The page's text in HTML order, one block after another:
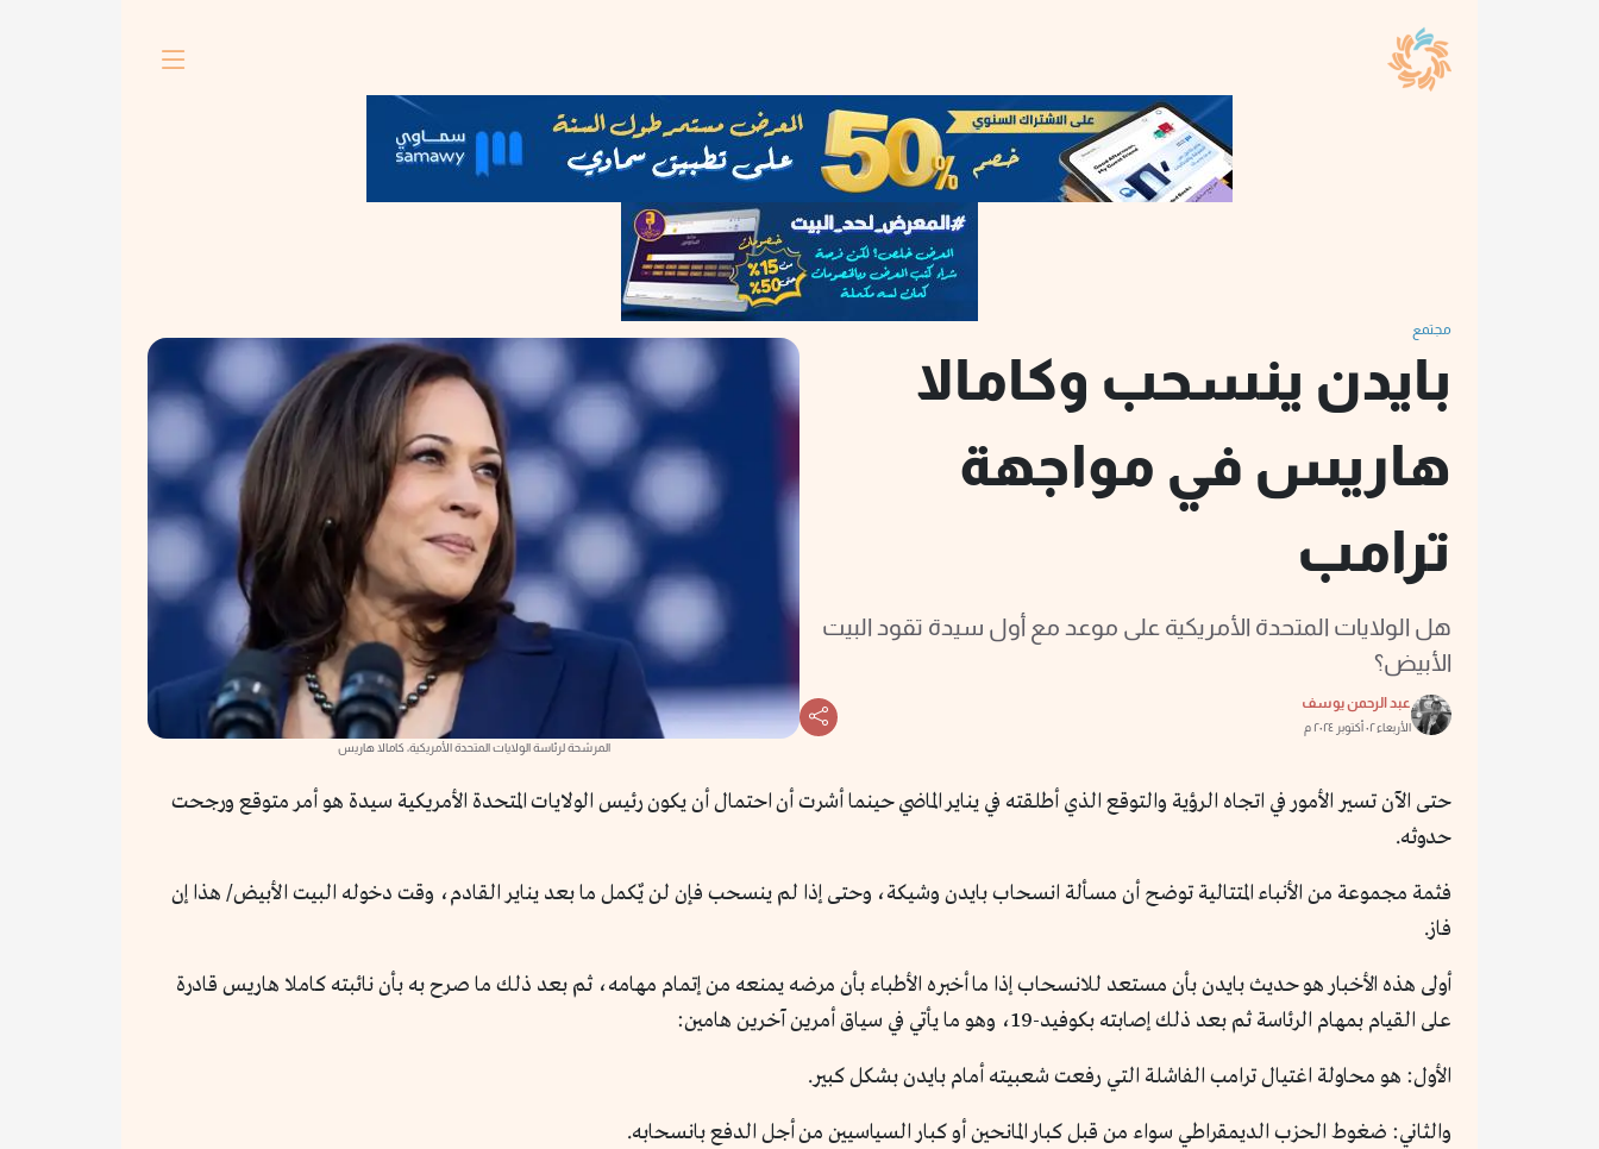
مجتمع
بايدن ينسحب وكامالا
هاريس في مواجهة
ترامب
هل الولايات المتحدة الأمريكية على موعد مع أول سيدة تقود البيت
الأبيض؟
عبد الرحمن يوسف
الأربعاء ٠٢ أكتوبر ٢٠٢٤ م
المرشحة لرئاسة الولايات المتحدة الأمريكية، كامالا هاريس
حتى الآن تسير الأمور في اتجاه الرؤية والتوقع الذي أطلقته في يناير الماضي حينما أشرت أن احتمال أن يكون رئيس الولايات المتحدة الأمريكية سيدة هو أمر متوقع ورجحت
حدوثه.
فثمة مجموعة من الأنباء المتتالية توضح أن مسألة انسحاب بايدن وشيكة، وحتى إذا لم ينسحب فإن لن يٌكمل ما بعد يناير القادم، وقت دخوله البيت الأبيض/ هذا إن
فاز.
أولى هذه الأخبار هو حديث بايدن بأن مستعد للانسحاب إذا ما أخبره الأطباء بأن مرضه يمنعه من إتمام مهامه، ثم بعد ذلك ما صرح به بأن نائبته كاملا هاريس قادرة
على القيام بمهام الرئاسة ثم بعد ذلك إصابته بكوفيد-19، وهو ما يأتي في سياق أمرين آخرين هامين:
الأول: هو محاولة اغتيال ترامب الفاشلة التي رفعت شعبيته أمام بايدن بشكل كبير.
والثاني: ضغوط الحزب الديمقراطي سواء من قبل كبار المانحين أو كبار السياسيين من أجل الدفع بانسحابه.